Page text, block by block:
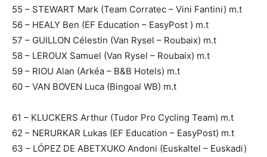
55 – STEWART Mark (Team Corratec – Vini Fantini) m.t
56 – HEALY Ben (EF Education – EasyPost ) m.t
57 – GUILLON Célestin (Van Rysel – Roubaix) m.t
58 – LEROUX Samuel (Van Rysel – Roubaix) m.t
59 – RIOU Alan (Arkéa – B&B Hotels) m.t
60 – VAN BOVEN Luca (Bingoal WB) m.t
61 – KLUCKERS Arthur (Tudor Pro Cycling Team) m.t
62 – NERURKAR Lukas (EF Education – EasyPost) m.t
63 – LÓPEZ DE ABETXUKO Andoni (Euskaltel – Euskadi)